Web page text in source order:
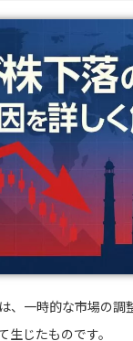
、一時的な市場の調
生じたものです。